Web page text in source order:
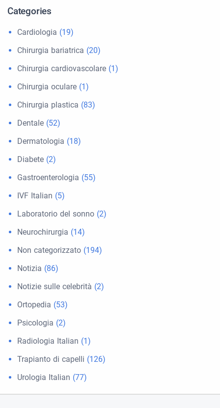
Categories
Cardiologia (19)
Chirurgia bariatrica (20)
Chirurgia cardiovascolare (1)
Chirurgia oculare (1)
Chirurgia plastica (83)
Dentale (52)
Dermatologia (18)
Diabete (2)
Gastroenterologia (55)
IVF Italian (5)
Laboratorio del sonno (2)
Neurochirurgia (14)
Non categorizzato (194)
Notizia (86)
Notizie sulle celebrità (2)
Ortopedia (53)
Psicologia (2)
Radiologia Italian (1)
Trapianto di capelli (126)
Urologia Italian (77)